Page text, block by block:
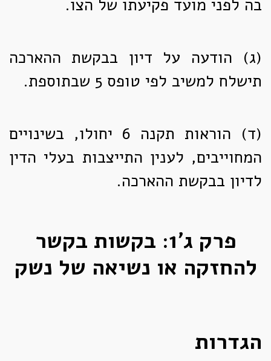
בה לפני מועד פקיעתו של הצו.
(ג) הודעה על דיון בבקשת ההארכה
תישלח למשיב לפי טופס 5 שבתוספת.
(ד)
הוראות תקנה 6 יחולו, בשינויים
המחוייבים, לענין התייצבות בעלי הדין
לדיון בבקשת ההארכה.
פרק ג'1: בקשות בקשר
להחזקה או נשיאה של נשק
הגדרות